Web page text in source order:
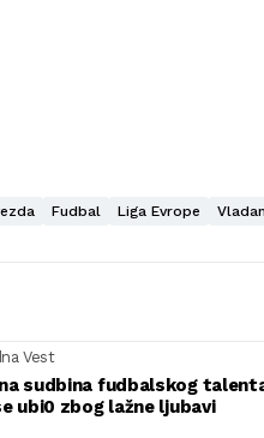
Fudbal Liga Evrope
Vest
sudbina fudbalskog
ubi0 zbog lažne ljubavi